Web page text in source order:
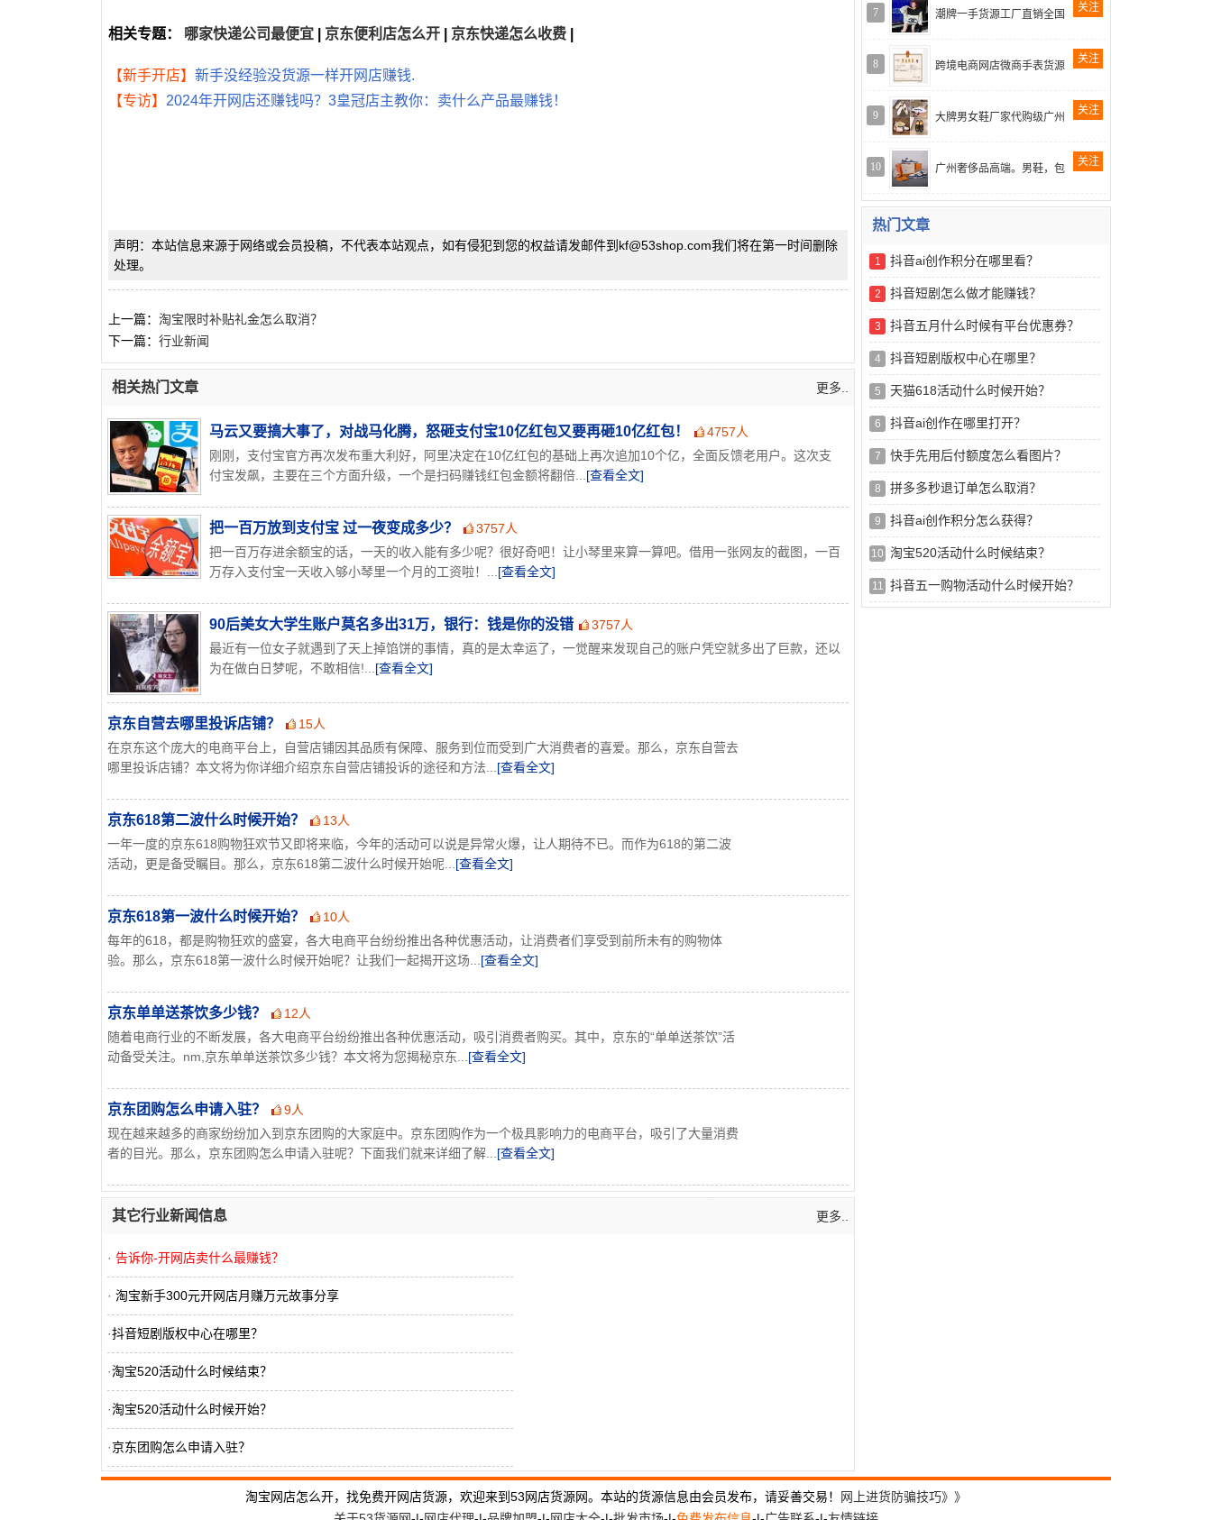
相关专题： 哪家快递公司最便宜 京东便利店怎么开 京东快递怎么收费
【新手开店】 新手没经验没货源一样开网店赚钱.
【专访】 2024年开网店还赚钱吗？3皇冠店主教你：卖什么产品最赚钱！
声明：本站信息来源于网络或会员投稿，不代表本站观点，如有侵犯到您的权益请发邮件到kf@53shop.com我们将在第一时间删除
处理。
上一篇： 淘宝限时补贴礼金怎么取消？
下一篇： 行业新闻
相关热门文章 更多..
马云又要搞大事了，对战马化腾，怒砸支付宝10亿红包又要再砸10亿红包！
4757人
刚刚，支付宝官方再次发布重大利好，阿里决定在10亿红包的基础上再次追加10个亿，全面反馈老用户。这次支
付宝发飙，主要在三个方面升级，一个是扫码赚钱红包金额将翻倍... [查看全文]
把一百万放到支付宝 过一夜变成多少？
3757人
把一百万存进余额宝的话，一天的收入能有多少呢？很好奇吧！让小琴里来算一算吧。借用一张网友的截图，一百
万存入支付宝一天收入够小琴里一个月的工资啦！... [查看全文]
90后美女大学生账户莫名多出31万，银行：钱是你的没错
3757人
最近有一位女子就遇到了天上掉馅饼的事情，真的是太幸运了，一觉醒来发现自己的账户凭空就多出了巨款，还以
为在做白日梦呢，不敢相信!... [查看全文]
京东自营去哪里投诉店铺？
15人
在京东这个庞大的电商平台上，自营店铺因其品质有保障、服务到位而受到广大消费者的喜爱。那么，京东自营去
哪里投诉店铺？本文将为你详细介绍京东自营店铺投诉的途径和方法...[查看全文]
京东618第二波什么时候开始？
13人
一年一度的京东618购物狂欢节又即将来临，今年的活动可以说是异常火爆，让人期待不已。而作为618的第二波
活动，更是备受瞩目。那么，京东618第二波什么时候开始呢...[查看全文]
京东618第一波什么时候开始？
10人
每年的618，都是购物狂欢的盛宴，各大电商平台纷纷推出各种优惠活动，让消费者们享受到前所未有的购物体
验。那么，京东618第一波什么时候开始呢？让我们一起揭开这场...[查看全文]
京东单单送茶饮多少钱？
12人
随着电商行业的不断发展，各大电商平台纷纷推出各种优惠活动，吸引消费者购买。其中，京东的“单单送茶饮”活
动备受关注。nm,京东单单送茶饮多少钱？本文将为您揭秘京东...[查看全文]
京东团购怎么申请入驻？
9人
现在越来越多的商家纷纷加入到京东团购的大家庭中。京东团购作为一个极具影响力的电商平台，吸引了大量消费
者的目光。那么，京东团购怎么申请入驻呢？下面我们就来详细了解...[查看全文]
其它行业新闻信息 更多..
· 告诉你-开网店卖什么最赚钱？
· 淘宝新手300元开网店月赚万元故事分享
·抖音短剧版权中心在哪里？
·淘宝520活动什么时候结束？
·淘宝520活动什么时候开始？
·京东团购怎么申请入驻？
·支付宝领取的国补券如何解绑？
7 潮牌一手货源工厂直销全国
关注
8 跨境电商网店微商手表货源
关注
9 大牌男女鞋厂家代购级广州
关注
10 广州奢侈品高端。男鞋，包
关注
热门文章
1 抖音ai创作积分在哪里看？
2 抖音短剧怎么做才能赚钱？
3 抖音五月什么时候有平台优惠券？
4 抖音短剧版权中心在哪里？
5 天猫618活动什么时候开始？
6 抖音ai创作在哪里打开？
7 快手先用后付额度怎么看图片？
8 拼多多秒退订单怎么取消？
9 抖音ai创作积分怎么获得？
10 淘宝520活动什么时候结束？
11 抖音五一购物活动什么时候开始？
淘宝网店怎么开，找免费开网店货源，欢迎来到53网店货源网。本站的货源信息由会员发布，请妥善交易！
网上进货防骗技巧》》